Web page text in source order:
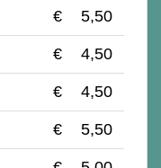
€ 5,50
€ 4,50
€ 4,50
€ 5,50